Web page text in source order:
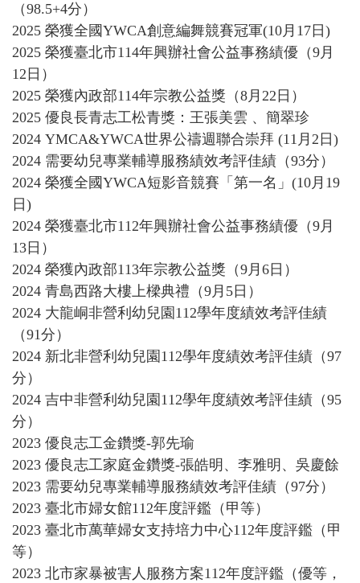
（98.5+4分）
2025 榮獲全國YWCA創意編舞競賽冠軍(10月17日)
2025 榮獲臺北市114年興辦社會公益事務績優（9月
12日）
2025 榮獲內政部114年宗教公益獎（8月22日）
2025 優良長青志工松青獎：王張美雲 、簡翠珍
2024 YMCA&YWCA世界公禱週聯合崇拜 (11月2日)
2024 需要幼兒專業輔導服務績效考評佳績 （93分 ）
2024 榮獲全國YWCA短影音競賽「第一名」(10月19
日)
2024 榮獲臺北市112年興辦社會公益事務績優（9月
13日）
2024 榮獲內政部113年宗教公益獎（9月6日）
2024 青島西路大樓上樑典禮（9月5日）
2024 大龍峒非營利幼兒園112學年度績效考評佳績
（91分 ）
2024 新北非營利幼兒園112學年度績效考評佳績 （97
分 ）
2024 吉中非營利幼兒園112學年度績效考評佳績（95
分）
2023 優良志工金鑽獎-郭先瑜
2023 優良志工家庭金鑽獎-張皓明、李雅明、吳慶餘
2023 需要幼兒專業輔導服務績效考評佳績 （97分 ）
2023 臺北市婦女館112年度評鑑 （甲等）
2023 臺北市萬華婦女支持培力中心112年度評鑑 （甲
等）
2023 北市家暴被害人服務方案112年度評鑑 （優等，